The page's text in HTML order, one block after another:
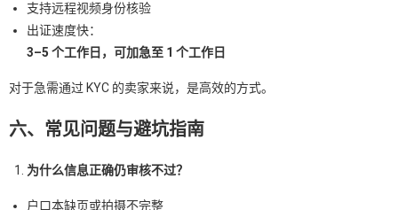
支持远程视频身份核验
出证速度快：
3–5 个工作日，可加急至 1 个工作日
对于急需通过 KYC 的卖家来说，是高效的方式。
六、常见问题与避坑指南
为什么信息正确仍审核不过？
户口本缺页或拍摄不完整